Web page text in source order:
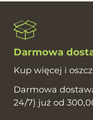
Darmowa
Kup więcej i
Darmowa
24/7) już od